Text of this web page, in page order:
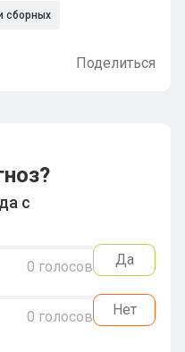
сборных
Поделиться
с
0 голосов Да
0 голосов Нет